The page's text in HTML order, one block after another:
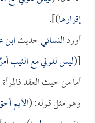
إقرارها)].
أوردالنسائيحديث
[(ليس للولي مع الثيب
أما من حيث العقد
وهو مثل قوله: (الأيم